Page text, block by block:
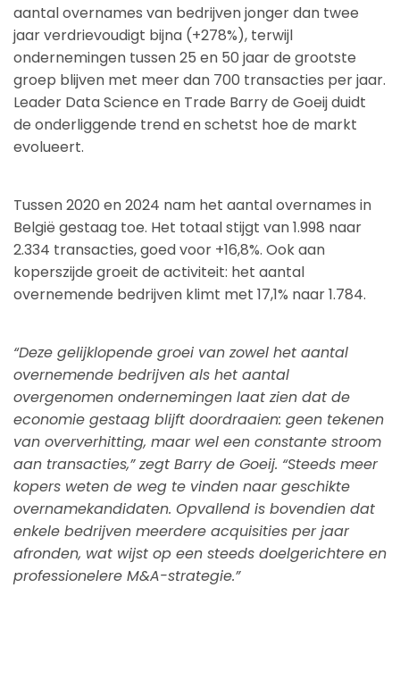
aantal overnames van bedrijven jonger dan twee
jaar verdrievoudigt bijna (+278%), terwijl
ondernemingen tussen 25 en 50 jaar de grootste
groep blijven met meer dan 700 transacties per jaar.
Leader Data Science en Trade Barry de Goeij duidt
de onderliggende trend en schetst hoe de markt
evolueert.
Tussen 2020 en 2024 nam het aantal overnames in
België gestaag toe. Het totaal stijgt van 1.998 naar
2.334 transacties, goed voor +16,8%. Ook aan
koperszijde groeit de activiteit: het aantal
overnemende bedrijven klimt met 17,1% naar 1.784.
“Deze gelijklopende groei van zowel het aantal
overnemende bedrijven als het aantal
overgenomen ondernemingen laat zien dat de
economie gestaag blijft doordraaien: geen tekenen
van oververhitting, maar wel een constante stroom
aan transacties,” zegt Barry de Goeij. “Steeds meer
kopers weten de weg te vinden naar geschikte
overnamekandidaten. Opvallend is bovendien dat
enkele bedrijven meerdere acquisities per jaar
afronden, wat wijst op een steeds doelgerichtere en
professionelere M&A-strategie.”